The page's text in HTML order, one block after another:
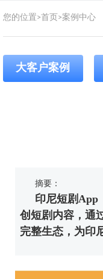
您的位置>首页 >案例中心
大客户案例
摘要：
印尼短剧App
创短剧内容，通
完整生态，为印